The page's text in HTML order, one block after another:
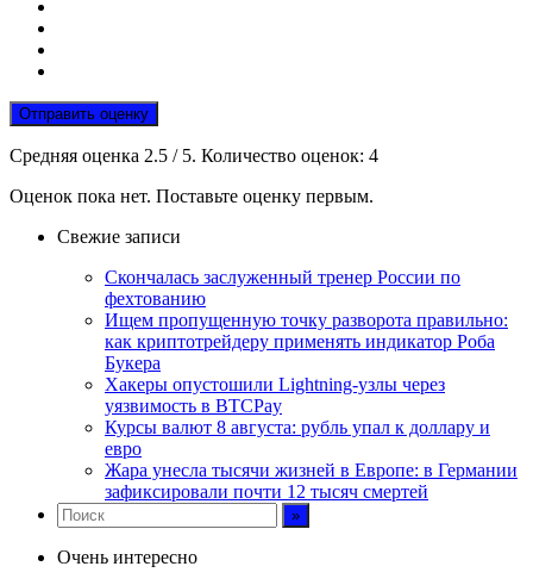
Отправить оценку
Средняя оценка 2.5 / 5. Количество оценок: 4
Оценок пока нет. Поставьте оценку первым.
Свежие записи
Скончалась заслуженный тренер России по
фехтованию
Ищем пропущенную точку разворота правильно:
как криптотрейдеру применять индикатор Роба
Букера
Хакеры опустошили Lightning-узлы через
уязвимость в BTCPay
Курсы валют 8 августа: рубль упал к доллару и
евро
Жара унесла тысячи жизней в Европе: в Германии
зафиксировали почти 12 тысяч смертей
Очень интересно